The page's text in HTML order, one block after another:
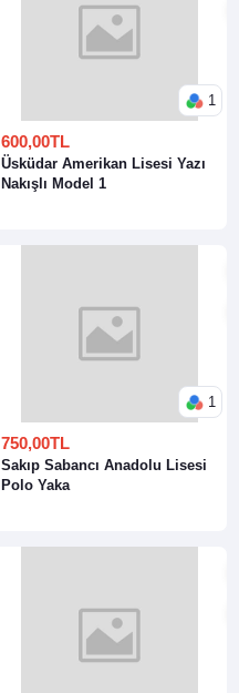
1
600,00TL
Üsküdar Amerikan Lisesi Yazı
Nakışlı Model 1
1
750,00TL
Sakıp Sabancı Anadolu Lisesi
Polo Yaka